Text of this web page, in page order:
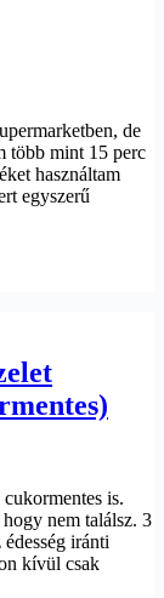
de
több mint 15 perc
használtam
egyszerű
is.
nem találsz. 3
iránti
kívül csak